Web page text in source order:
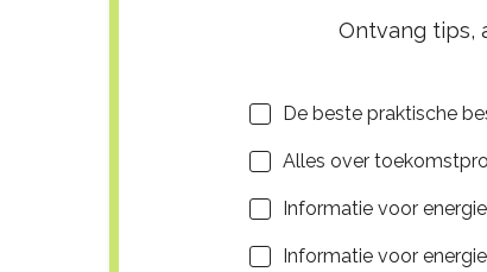
Ontvang tips,
LijstenDe beste praktische
Alles over
Informatie voor
Informatie voor